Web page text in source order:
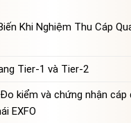
Khi Nghiệm Thu Cáp
Tier-1 và Tier-2
kiểm và chứng nhận cáp
EXFO